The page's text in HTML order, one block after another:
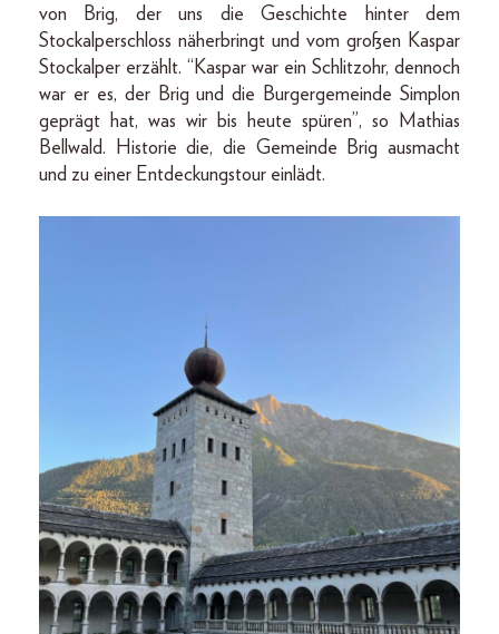
von Brig, der uns die Geschichte hinter dem
Stockalperschloss näherbringt und vom großen Kaspar
Stockalper erzählt. “Kaspar war ein Schlitzohr, dennoch
war er es, der Brig und die Burgergemeinde Simplon
geprägt hat, was wir bis heute spüren”, so Mathias
Bellwald. Historie die, die Gemeinde Brig ausmacht
und zu einer Entdeckungstour einlädt.